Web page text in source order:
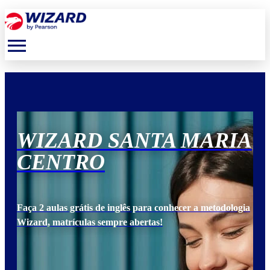
menu
WIZARD SANTA MARIA
CENTRO
Faça 2 aulas grátis de inglês para conhecer a metodologia
Wizard, matrículas sempre abertas!